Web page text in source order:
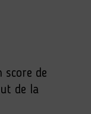
score de
de la